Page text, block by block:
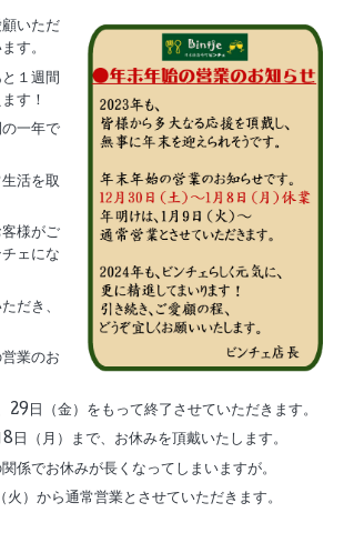
いただ
す。
１週間
す！
一年で
活を取
様がご
ェにな
だき、
業のお
29日（金）をもって終了させていただきます。
日（月）まで、お休みを頂戴いたします。
係でお休みが長くなってしまいますが。
）から通常営業とさせていただきます。